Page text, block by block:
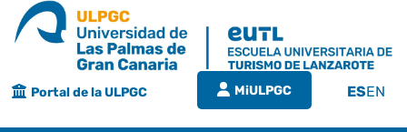
Saltar
Portal de la ULPGC MiULPGC EN
ES